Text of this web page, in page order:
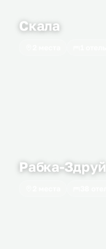
Скала
Рабка-Здруй